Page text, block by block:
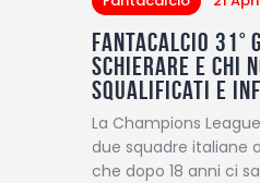
Fantacalcio 31°
schierare e chi
squalificati e
La Champions
due squadre italiane
che dopo 18 anni ci